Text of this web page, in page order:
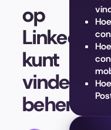
op
LinkedIn
kunt
vinden en
beheren